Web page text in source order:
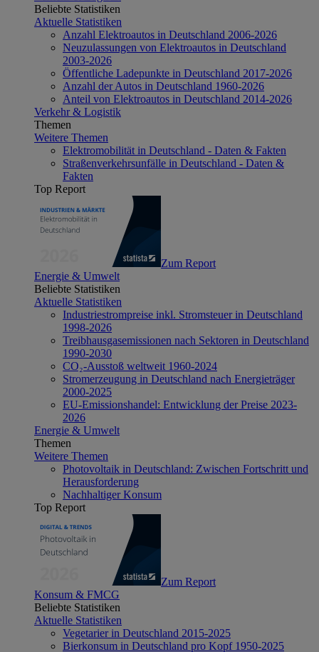
Beliebte Statistiken
Aktuelle Statistiken
Anzahl Elektroautos in Deutschland 2006-2026
Neuzulassungen von Elektroautos in Deutschland
2003-2026
Öffentliche Ladepunkte in Deutschland 2017-2026
Anzahl der Autos in Deutschland 1960-2026
Anteil von Elektroautos in Deutschland 2014-2026
Verkehr & Logistik
Themen
Weitere Themen
Elektromobilität in Deutschland - Daten & Fakten
Straßenverkehrsunfälle in Deutschland - Daten &
Fakten
Top Report
Zum Report
Energie & Umwelt
Beliebte Statistiken
Aktuelle Statistiken
Industriestrompreise inkl. Stromsteuer in Deutschland
1998-2026
Treibhausgasemissionen nach Sektoren in Deutschland
1990-2030
CO₂-Ausstoß weltweit 1960-2024
Stromerzeugung in Deutschland nach Energieträger
2000-2025
EU-Emissionshandel: Entwicklung der Preise 2023-
2026
Energie & Umwelt
Themen
Weitere Themen
Photovoltaik in Deutschland: Zwischen Fortschritt und
Herausforderung
Nachhaltiger Konsum
Top Report
Zum Report
Konsum & FMCG
Beliebte Statistiken
Aktuelle Statistiken
Vegetarier in Deutschland 2015-2025
Bierkonsum in Deutschland pro Kopf 1950-2025